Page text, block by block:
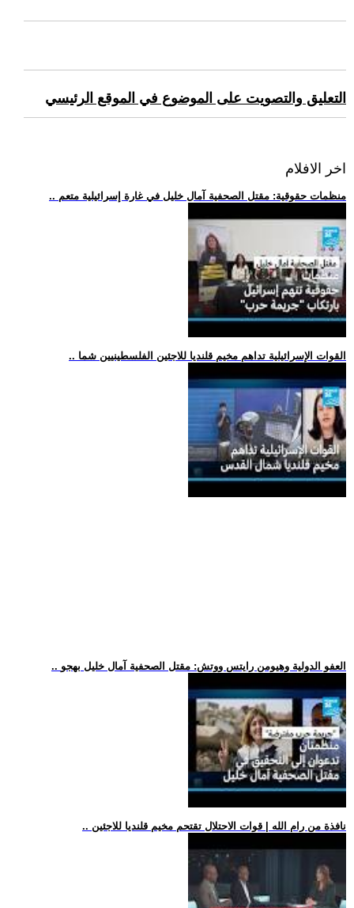
التعليق والتصويت على الموضوع في الموقع الرئيسي
اخر الافلام
.. منظمات حقوقية: مقتل الصحفية آمال خليل في غارة إسرائيلية متعم
.. القوات الإسرائيلية تداهم مخيم قلنديا للاجئين الفلسطينيين شما
.. العفو الدولية وهيومن رايتس ووتش: مقتل الصحفية آمال خليل بهجو
.. نافذة من رام الله | قوات الاحتلال تقتحم مخيم قلنديا للاجئين